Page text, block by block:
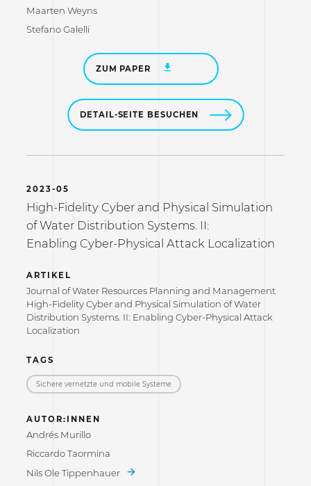
Maarten Weyns
Stefano Galelli
ZUM PAPER
DETAIL-SEITE BESUCHEN
2023-05
High-Fidelity Cyber and Physical Simulation
of Water Distribution Systems. II:
Enabling Cyber-Physical Attack Localization
ARTIKEL
Journal of Water Resources Planning and Management
High-Fidelity Cyber and Physical Simulation of Water
Distribution Systems. II: Enabling Cyber-Physical Attack
Localization
TAGS
Sichere vernetzte und mobile Systeme
AUTOR:INNEN
Andrés Murillo
Riccardo Taormina
Nils Ole Tippenhauer